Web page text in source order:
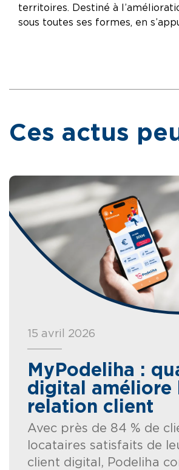
territoires. Destiné à
sous toutes ses formes, en
Ces actus
15 avril 2026
MyPodeliha :
digital améliore
relation client
Avec près de 84 % de
locataires satisfaits de
client digital, Podeliha